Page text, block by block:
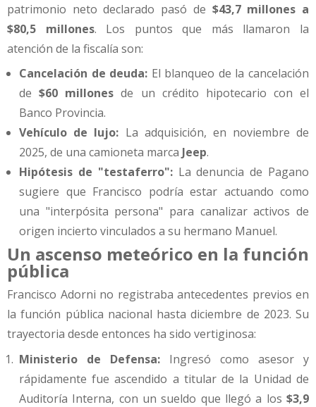
patrimonio neto declarado pasó de $43,7 millones a
$80,5 millones. Los puntos que más llamaron la
atención de la fiscalía son:
Cancelación de deuda: El blanqueo de la cancelación
de$60 millones de un crédito hipotecario con el
Banco Provincia.
Vehículo de lujo: La adquisición, en noviembre de
2025, de una camioneta marca Jeep.
Hipótesis de "testaferro":La denuncia de Pagano
sugiere que Francisco podría estar actuando como
una "interpósita persona" para canalizar activos de
origen incierto vinculados a su hermano Manuel.
Un ascenso meteórico en la función
pública
Francisco Adorni no registraba antecedentes previos en
la función pública nacional hasta diciembre de 2023. Su
trayectoria desde entonces ha sido vertiginosa:
Ministerio de Defensa:Ingresó como asesor y
rápidamente fue ascendido a titular de la Unidad de
Auditoría Interna, con un sueldo que llegó a los $3,9